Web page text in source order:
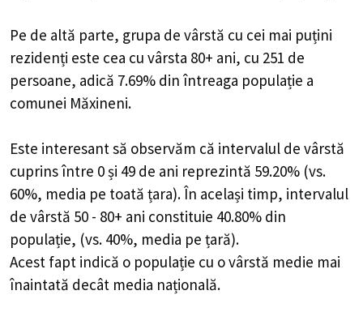
Pe de altă parte, grupa de vârstă cu cei mai puțini
rezidenți este cea cu vârsta 80+ ani, cu 251 de
persoane, adică 7.69% din întreaga populație a
comunei Măxineni.
Este interesant să observăm că intervalul de vârstă
cuprins între 0 și 49 de ani reprezintă 59.20% (vs.
60%, media pe toată țara). În același timp, intervalul
de vârstă 50 - 80+ ani constituie 40.80% din
populație, (vs. 40%, media pe țară).
Acest fapt indică o populație cu o vârstă medie mai
înaintată decât media națională.